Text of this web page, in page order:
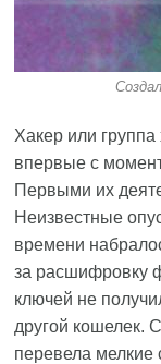
Хакер или
впервые с
Первыми их
Неизвестные
времени
за расшифровку
ключей не
другой кошелек.
перевела мелкие